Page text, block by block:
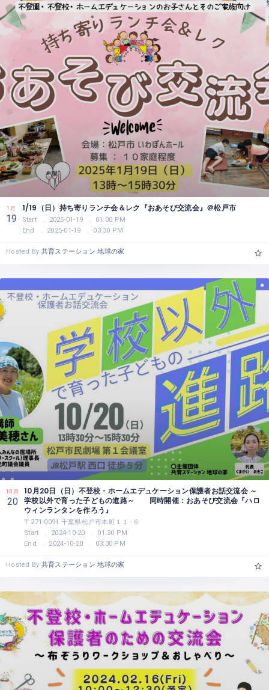
1月
19
1/19（日）持ち寄りランチ会＆レク『おあそび交流会』＠松戸市
Start 2025-01-19
01:00 PM
End
2025-01-19 03:30 PM
Hosted By 共育ステーション 地球の家
10月
20
10月20日（日）不登校・ホームエデュケーション保護者お話交流会 ～
学校以外で育った子どもの進路～ 同時開催：おあそび交流会『ハロ
ウィンランタンを作ろう』
〒271-0091 千葉県松戸市本町１１−６
Start
2024-10-20
01:30 PM
End
2024-10-20 03:30 PM
Hosted By 共育ステーション 地球の家